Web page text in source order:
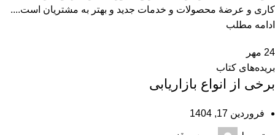
كاری و عرضۀ محصولات و خدمات جديد و بهتر به مشتريان است....
ادامه مطلب
24 مهر
بریده‌های کتاب
برخی از انواع بازاریابی
فروردین 17, 1404